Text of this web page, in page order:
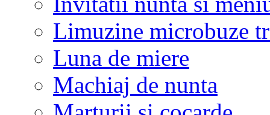
Limuzine microbuze
Luna de miere
Machiaj de nunta